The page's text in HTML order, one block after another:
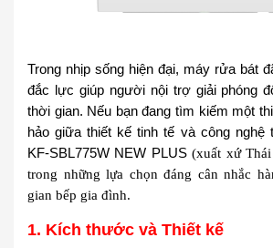
Trong nhịp sống hiện đại, máy rửa bát
đắc lực giúp người nội trợ giải phóng
thời gian. Nếu bạn đang tìm kiếm một
hảo giữa thiết kế tinh tế và công nghệ
KF-SBL775W NEW PLUS (xuất xứ
trong những lựa chọn đáng cân nhắc
gian bếp gia đình.
1. Kích thước và Thiết kế